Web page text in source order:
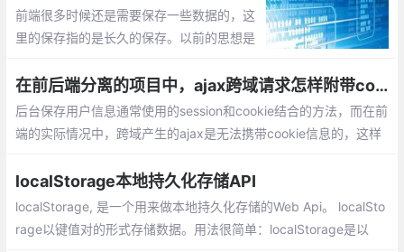
ut、ip地址。
前端很多时候还是需要保存一些数据的，这
里的保存指的是长久的保存。以前的思想是
ookie中，将其他数据保存在服务器上。想要
一种能够长久的保存在本地的数据，类似数
据库或者类似web sql。
在前后端分离的项目中，ajax跨域请求怎样附带cookie
后台保存用户信息通常使用的session和cookie结合的方法，而在前
端的实际情况中，跨域产生的ajax是无法携带cookie信息的，这样
决这样一个问题呢
localStorage本地持久化存储API
localStorage, 是一个用来做本地持久化存储的Web Api。 localSto
rage以键值对的形式存储数据。用法很简单：localStorage是以